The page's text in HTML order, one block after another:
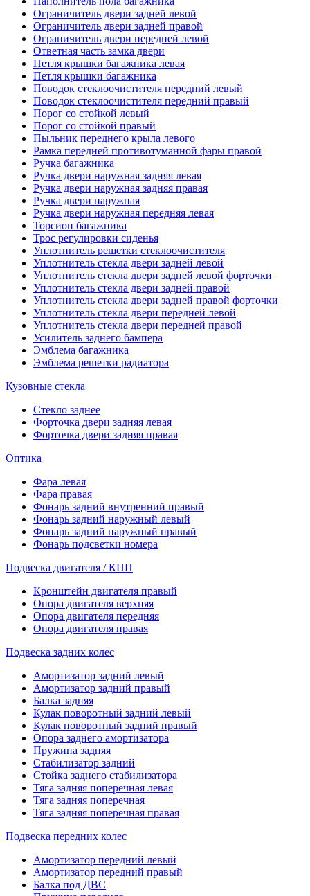
Ограничитель двери задней левой
Ограничитель двери задней правой
Ограничитель двери передней левой
Ответная часть замка двери
Петля крышки багажника левая
Петля крышки багажника
Поводок стеклоочистителя передний левый
Поводок стеклоочистителя передний правый
Порог со стойкой левый
Порог со стойкой правый
Пыльник переднего крыла левого
Рамка передней противотуманной фары правой
Ручка багажника
Ручка двери наружная задняя левая
Ручка двери наружная задняя правая
Ручка двери наружная
Ручка двери наружная передняя левая
Торсион багажника
Трос регулировки сиденья
Уплотнитель решетки стеклоочистителя
Уплотнитель стекла двери задней левой
Уплотнитель стекла двери задней левой форточки
Уплотнитель стекла двери задней правой
Уплотнитель стекла двери задней правой форточки
Уплотнитель стекла двери передней левой
Уплотнитель стекла двери передней правой
Усилитель заднего бампера
Эмблема багажника
Эмблема решетки радиатора
Кузовные стекла
Стекло заднее
Форточка двери задняя левая
Форточка двери задняя правая
Оптика
Фара левая
Фара правая
Фонарь задний внутренний правый
Фонарь задний наружный левый
Фонарь задний наружный правый
Фонарь подсветки номера
Подвеска двигателя / КПП
Кронштейн двигателя правый
Опора двигателя верхняя
Опора двигателя передняя
Опора двигателя правая
Подвеска задних колес
Амортизатор задний левый
Амортизатор задний правый
Балка задняя
Кулак поворотный задний левый
Кулак поворотный задний правый
Опора заднего амортизатора
Пружина задняя
Стабилизатор задний
Стойка заднего стабилизатора
Тяга задняя поперечная левая
Тяга задняя поперечная
Тяга задняя поперечная правая
Подвеска передних колес
Амортизатор передний левый
Амортизатор передний правый
Балка под ДВС